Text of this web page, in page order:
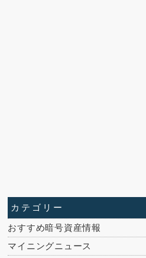
カテゴリー
おすすめ暗号資産情報
マイニングニュース